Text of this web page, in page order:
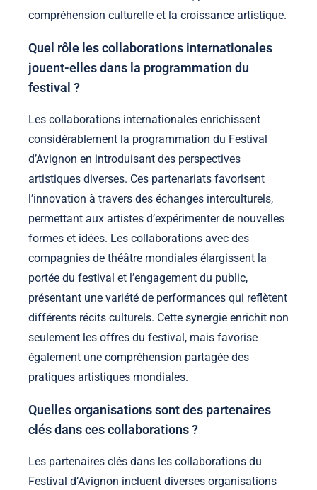
compréhension culturelle et la croissance artistique.
Quel rôle les collaborations internationales
jouent-elles dans la programmation du
festival ?
Les collaborations internationales enrichissent
considérablement la programmation du Festival
d’Avignon en introduisant des perspectives
artistiques diverses. Ces partenariats favorisent
l’innovation à travers des échanges interculturels,
permettant aux artistes d’expérimenter de nouvelles
formes et idées. Les collaborations avec des
compagnies de théâtre mondiales élargissent la
portée du festival et l’engagement du public,
présentant une variété de performances qui reflètent
différents récits culturels. Cette synergie enrichit non
seulement les offres du festival, mais favorise
également une compréhension partagée des
pratiques artistiques mondiales.
Quelles organisations sont des partenaires
clés dans ces collaborations ?
Les partenaires clés dans les collaborations du
Festival d’Avignon incluent diverses organisations